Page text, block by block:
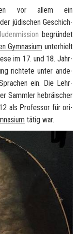
vor allem ein
jü­di­schen Ge­schich­
be­grün­det
Gym­na­si­um un­ter­hielt
im 17. und 18. Jahr­
rich­te­te unter an­de­
ein. Die Lehr­
Samm­ler he­bräi­scher
als Pro­fes­sor für ori­
tätig war.